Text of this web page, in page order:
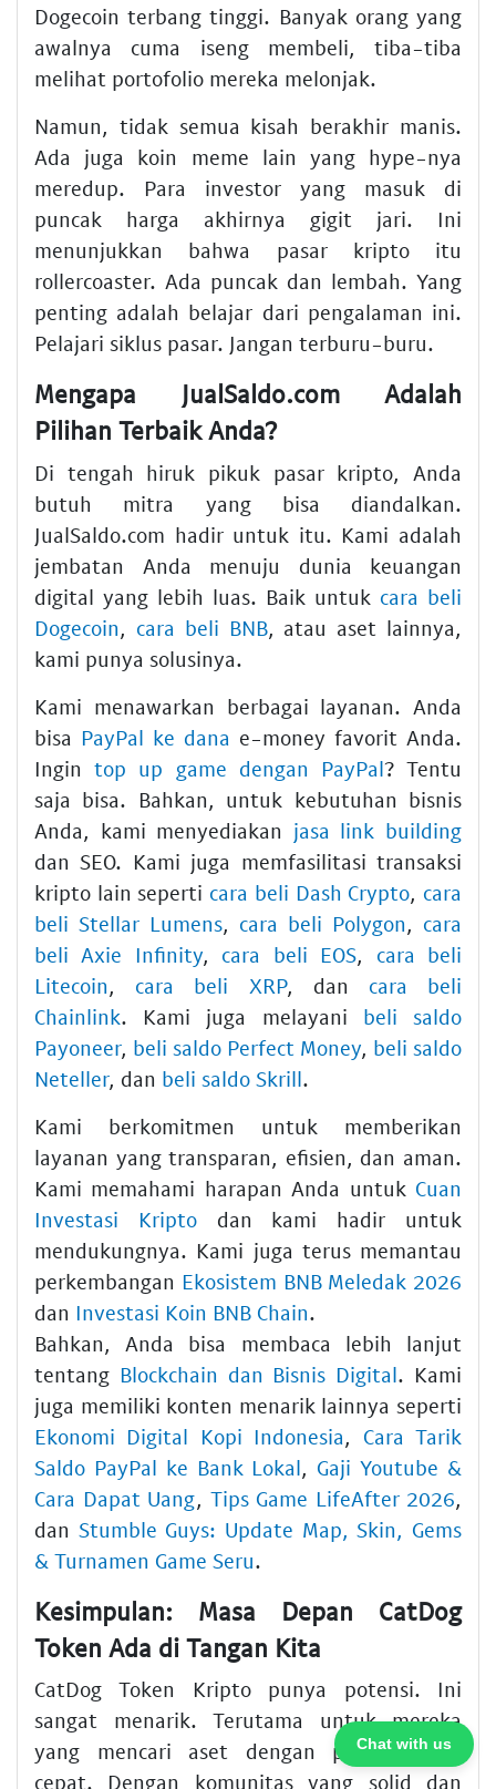
Dogecoin terbang tinggi. Banyak orang yang
awalnya cuma iseng membeli, tiba-tiba
melihat portofolio mereka melonjak.
Namun, tidak semua kisah berakhir manis.
Ada juga koin meme lain yang hype-nya
meredup. Para investor yang masuk di
puncak harga akhirnya gigit jari. Ini
menunjukkan bahwa pasar kripto itu
rollercoaster. Ada puncak dan lembah. Yang
penting adalah belajar dari pengalaman ini.
Pelajari siklus pasar. Jangan terburu-buru.
Mengapa JualSaldo.com Adalah
Pilihan Terbaik Anda?
Di tengah hiruk pikuk pasar kripto, Anda
butuh mitra yang bisa diandalkan.
JualSaldo.com hadir untuk itu. Kami adalah
jembatan Anda menuju dunia keuangan
digital yang lebih luas. Baik untuk cara beli
Dogecoin, cara beli BNB, atau aset lainnya,
kami punya solusinya.
Kami menawarkan berbagai layanan. Anda
bisa PayPal ke dana e-money favorit Anda.
Ingintop up game dengan PayPal? Tentu
saja bisa. Bahkan, untuk kebutuhan bisnis
Anda, kami menyediakan jasa link building
dan SEO. Kami juga memfasilitasi transaksi
kripto lain seperti cara beli Dash Crypto, cara
beli Stellar Lumens, cara beli Polygon, cara
beli Axie Infinity, cara beli EOS, cara beli
Litecoin, cara beli XRP, dan cara beli
Chainlink. Kami juga melayani beli saldo
Payoneer, beli saldo Perfect Money, beli saldo
Neteller, dan beli saldo Skrill.
Kami berkomitmen untuk memberikan
layanan yang transparan, efisien, dan aman.
Kami memahami harapan Anda untuk Cuan
Investasi Kriptodan kami hadir untuk
mendukungnya. Kami juga terus memantau
perkembangan Ekosistem BNB Meledak 2026
dan Investasi Koin BNB Chain.
Bahkan, Anda bisa membaca lebih lanjut
tentang Blockchain dan Bisnis Digital. Kami
juga memiliki konten menarik lainnya seperti
Ekonomi Digital Kopi Indonesia, Cara Tarik
Saldo PayPal ke Bank Lokal, Gaji Youtube &
Cara Dapat Uang, Tips Game LifeAfter 2026,
dan Stumble Guys: Update Map, Skin, Gems
& Turnamen Game Seru.
Kesimpulan: Masa Depan CatDog
Token Ada di Tangan Kita
CatDog Token Kripto punya potensi. Ini
sangat menarik. Terutama untuk mereka
yang mencari aset dengan pertumbuhan
cepat. Dengan komunitas yang solid dan
Chat with us